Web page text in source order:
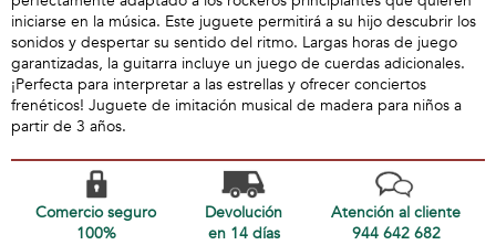
iniciarse en la música. Este juguete permitirá a su hijo descubrir los
sonidos y despertar su sentido del ritmo. Largas horas de juego
garantizadas, la guitarra incluye un juego de cuerdas adicionales.
¡Perfecta para interpretar a las estrellas y ofrecer conciertos
frenéticos! Juguete de imitación musical de madera para niños a
partir de 3 años.
Comercio seguro
100%
Devolución
en 14 días
Atención al cliente
944 642 682